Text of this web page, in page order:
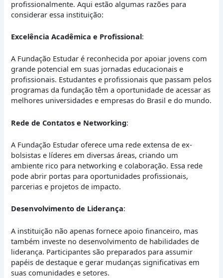
profissionalmente. Aqui estão algumas razões para
considerar essa instituição:
Excelência Acadêmica e Profissional:
A Fundação Estudar é reconhecida por apoiar jovens com
grande potencial em suas jornadas educacionais e
profissionais. Estudantes e profissionais que passam pelos
programas da fundação têm a oportunidade de acessar as
melhores universidades e empresas do Brasil e do mundo.
Rede de Contatos e Networking:
A Fundação Estudar oferece uma rede extensa de ex-
bolsistas e líderes em diversas áreas, criando um
ambiente rico para networking e colaboração. Essa rede
pode abrir portas para oportunidades profissionais,
parcerias e projetos de impacto.
Desenvolvimento de Liderança:
A instituição não apenas fornece apoio financeiro, mas
também investe no desenvolvimento de habilidades de
liderança. Participantes são preparados para assumir
papéis de destaque e gerar mudanças significativas em
suas comunidades e setores.